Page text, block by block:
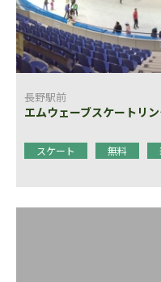
長野駅前
エムウェーブスケートリ
スケート 無料